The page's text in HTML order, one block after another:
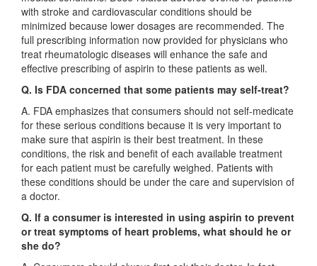
with stroke and cardiovascular conditions should be
minimized because lower dosages are recommended. The
full prescribing information now provided for physicians who
treat rheumatologic diseases will enhance the safe and
effective prescribing of aspirin to these patients as well.
Q. Is FDA concerned that some patients may self-treat?
A. FDA emphasizes that consumers should not self-medicate
for these serious conditions because it is very important to
make sure that aspirin is their best treatment. In these
conditions, the risk and benefit of each available treatment
for each patient must be carefully weighed. Patients with
these conditions should be under the care and supervision of
a doctor.
Q. If a consumer is interested in using aspirin to prevent
or treat symptoms of heart problems, what should he or
she do?